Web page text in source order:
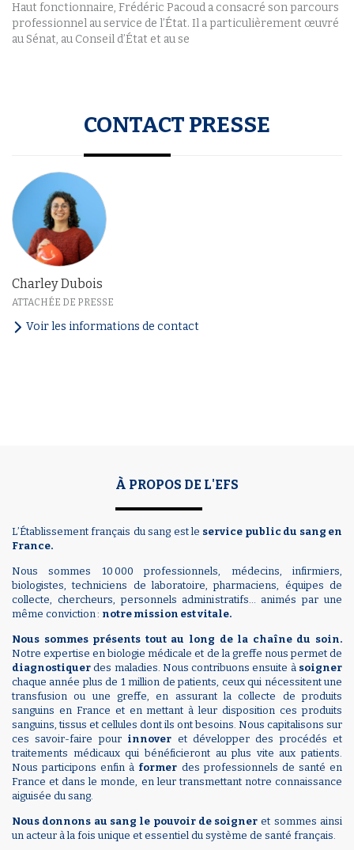
Haut fonctionnaire, Frédéric Pacoud a consacré son parcours
professionnel au service de l’État. Il a particulièrement œuvré
au Sénat, au Conseil d’État et au se
CONTACT PRESSE
Charley Dubois
ATTACHÉE DE PRESSE
Voir les informations de contact
À PROPOS DE L'EFS
L’Établissement français du sang est le service public du sang en
France.
Nous sommes 10 000 professionnels, médecins, infirmiers,
biologistes, techniciens de laboratoire, pharmaciens, équipes de
collecte, chercheurs, personnels administratifs… animés par une
même conviction : notre mission est vitale.
Nous sommes présents tout au long de la chaîne du soin.
Notre expertise en biologie médicale et de la greffe nous permet de
diagnostiquer des maladies. Nous contribuons ensuite à soigner
chaque année plus de 1 million de patients, ceux qui nécessitent une
transfusion ou une greffe, en assurant la collecte de produits
sanguins en France et en mettant à leur disposition ces produits
sanguins, tissus et cellules dont ils ont besoins. Nous capitalisons sur
ces savoir-faire pour innover et développer des procédés et
traitements médicaux qui bénéficieront au plus vite aux patients.
Nous participons enfin à former des professionnels de santé en
France et dans le monde, en leur transmettant notre connaissance
aiguisée du sang.
Nous donnons au sang le pouvoir de soigner et sommes ainsi
un acteur à la fois unique et essentiel du système de santé français.